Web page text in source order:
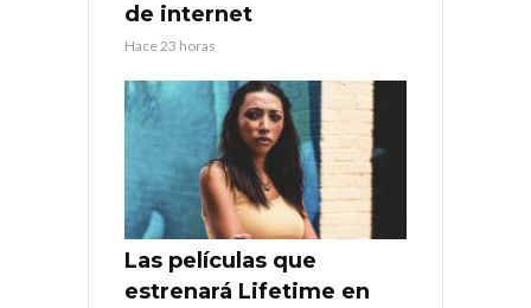
de internet
Hace 23 horas
Las películas que
estrenará Lifetime en